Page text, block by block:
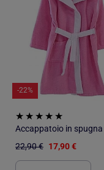
-22%
22,90 € 17,90 €